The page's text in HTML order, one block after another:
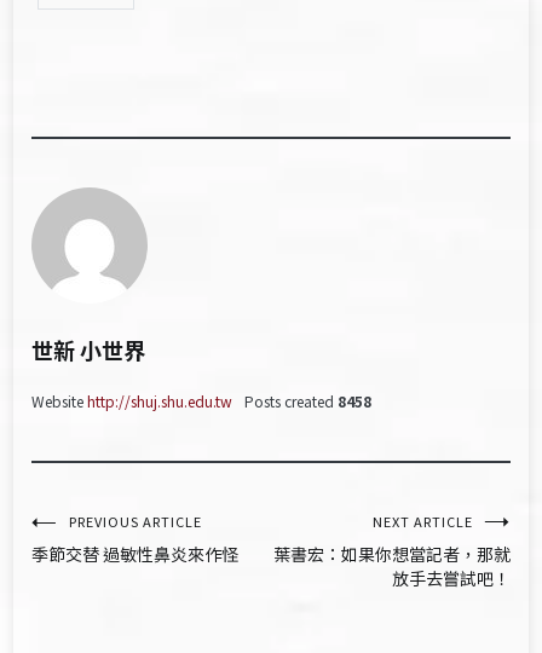
世新 小世界
Websitehttp://shuj.shu.edu.tw Posts created 8458
文
章
PREVIOUS ARTICLE
季節交替 過敏性鼻炎來作怪
NEXT ARTICLE
葉書宏：如果你想當記者，那就
放手去嘗試吧！